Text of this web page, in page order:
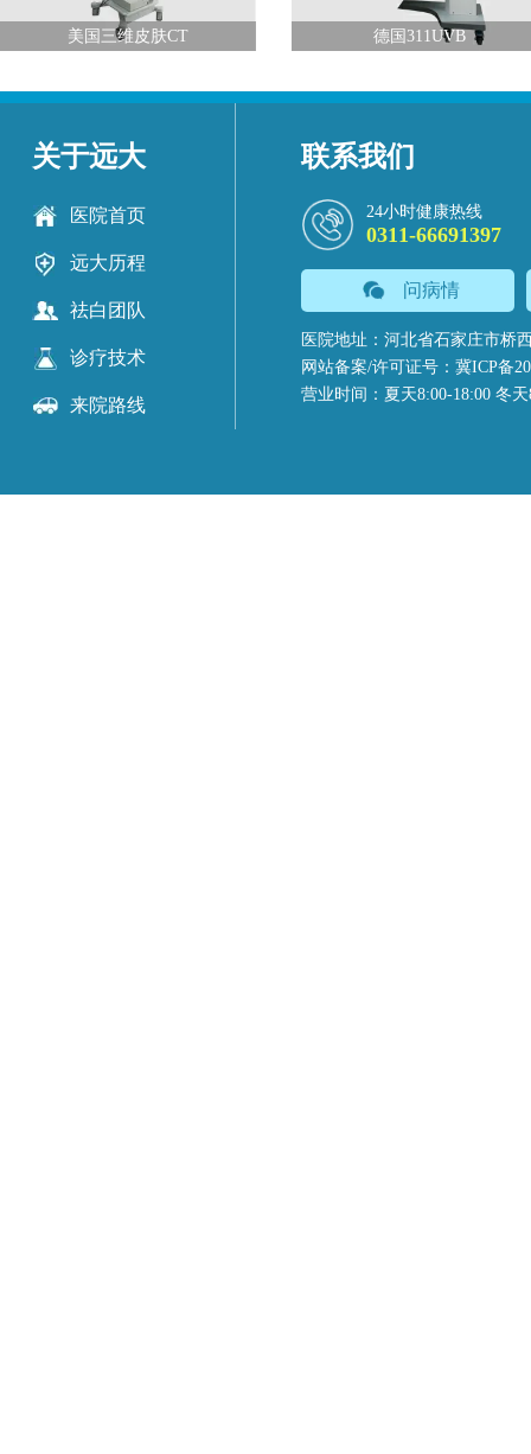
美国三维皮肤CT 德国311UVB
关于远大
医院首页
远大历程
祛白团队
诊疗技术
来院路线
联系我们
24小时健康热线
0311-66691397
问病情
医院地址：河北省石家庄市桥
网站备案/许可证号：冀ICP备
营业时间：夏天8:00-18:00 冬天